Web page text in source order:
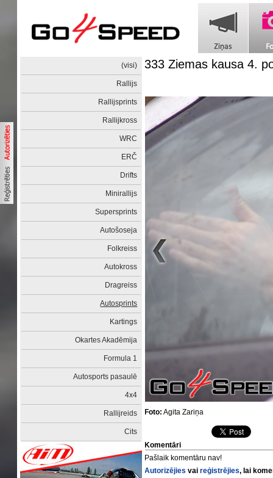
(visi)
Rallijs
Rallijsprints
Rallijkross
WRC
ERČ
Drifts
Minirallijs
Supersprints
Autošoseja
Folkreiss
Autokross
Dragreiss
Autosprints
Kartings
Okartes Akadēmija
Formula 1
Autosports pasaulē
4x4
Rallijreids
Cits
333 Ziemas kausa 4.
Foto: Agita Zariņa
Komentāri
Pašlaik komentāru nav!
Autorizējies vaireģistrējies, lai